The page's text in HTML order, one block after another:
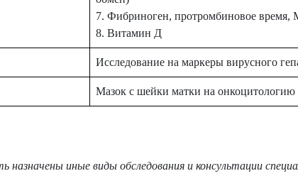
7. Фибриноген, протромбиновое
8. Витамин Д
Исследование на маркеры вирусного
Мазок с шейки матки на онкоцитологию
назначены иные виды обследования и консультации